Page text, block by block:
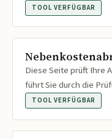
TOOL VERFÜGBAR
Diese Seite prüft Ihre
führt Sie durch die
TOOL VERFÜGBAR